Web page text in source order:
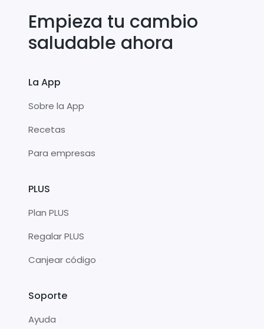
Empieza tu cambio
saludable ahora
La App
Sobre la App
Recetas
Para empresas
PLUS
Plan PLUS
Regalar PLUS
Canjear código
Soporte
Ayuda